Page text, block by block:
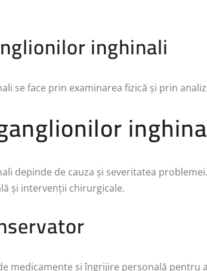
inghinali
se face prin examinarea fizică și prin
depinde de cauza și severitatea
și intervenții chirurgicale.
medicamente și îngrijire personală pentru